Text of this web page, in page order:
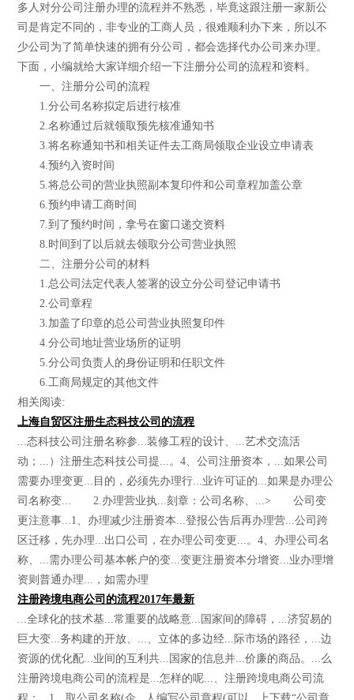
多人对分公司注册办理的流程并不熟悉，毕竟这跟注册一家新公
司是肯定不同的，非专业的工商人员，很难顺利办下来，所以不
少公司为了简单快速的拥有分公司，都会选择代办公司来办理。
下面，小编就给大家详细介绍一下注册分公司的流程和资料。
一、注册分公司的流程
1.分公司名称拟定后进行核准
2.名称通过后就领取预先核准通知书
3.将名称通知书和相关证件去工商局领取企业设立申请表
4.预约入资时间
5.将总公司的营业执照副本复印件和公司章程加盖公章
6.预约申请工商时间
7.到了预约时间，拿号在窗口递交资料
8.时间到了以后就去领取分公司营业执照
二、注册分公司的材料
1.总公司法定代表人签署的设立分公司登记申请书
2.公司章程
3.加盖了印章的总公司营业执照复印件
4.分公司地址营业场所的证明
5.分公司负责人的身份证明和任职文件
6.工商局规定的其他文件
相关阅读:
上海自贸区注册生态科技公司的流程
...态科技公司注册名称参...装修工程的设计、...艺术交流活
动；...）注册生态科技公司提...。4、公司注册资本，...如果公司
需要办理变更...目的，必须先办理行...业许可证的...如果是办理公
司名称变... 2.办理营业执...刻章：公司名称、...> 公司变
更注意事...1、办理减少注册资本...登报公告后再办理营...公司跨
区迁移，先办理...出口公司，在办理公司变更...。4、办理公司名
称、...需办理公司基本帐户的变...变更注册资本分增资...业办理增
资则普通办理...，如需办理
注册跨境电商公司的流程2017年最新
...全球化的技术基...常重要的战略意...国家间的障碍，...济贸易的
巨大变...务构建的开放、...、立体的多边经...际市场的路径，...边
资源的优化配...业间的互利共...国家的信息并...价廉的商品。...么
注册跨境电商公司的流程是...怎样的呢...、注册跨境电商公司流